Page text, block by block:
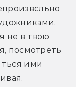
не в твою
посмотреть
ими